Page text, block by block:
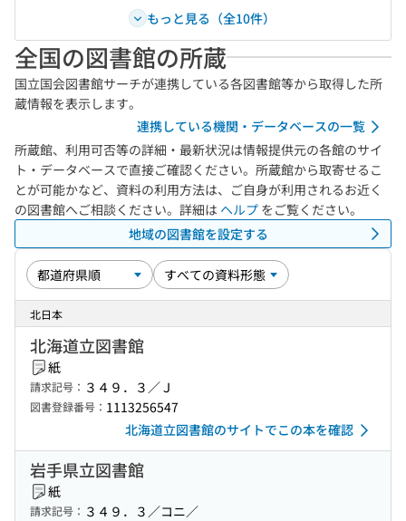
もっと見る（全10件）
全国の図書館の所蔵
国立国会図書館サーチが連携している各図書館等から取得した所
蔵情報を表示します。
連携している機関・データベースの一覧
所蔵館、利用可否等の詳細・最新状況は情報提供元の各館のサイ
ト・データベースで直接ご確認ください。所蔵館から取寄せるこ
とが可能かなど、資料の利用方法は、ご自身が利用されるお近く
の図書館へご相談ください。詳細は ヘルプ をご覧ください。
地域の図書館を設定する
北日本
北海道立図書館
紙
請求記号： ３４９．３／Ｊ
図書登録番号： 1113256547
北海道立図書館のサイトでこの本を確認
岩手県立図書館
紙
請求記号： ３４９．３／コニ／